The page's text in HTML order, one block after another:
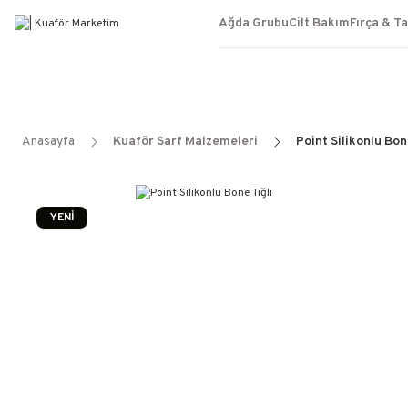
Ağda GrubuCilt BakımFırça &
Anasayfa Kuaför Sarf Malzemeleri Point Silikonlu
YENİ